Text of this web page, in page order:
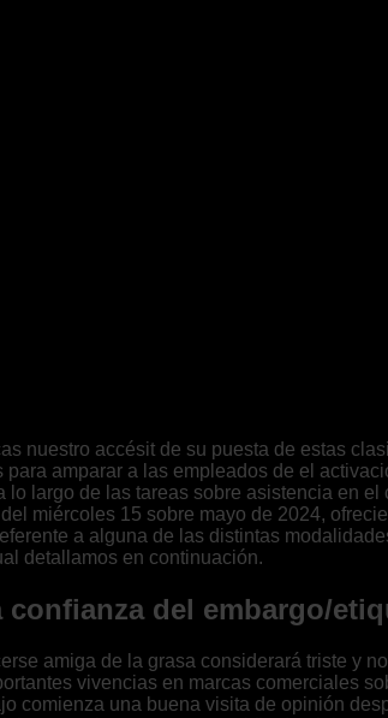
nuestro accésit de su puesta de estas
amparar a las empleados de el
largo de las tareas sobre asistencia en
miércoles 15 sobre mayo de 2024,
a alguna de las distintas
detallamos en continuación.
del embargo/
amiga de la grasa considerará triste y
vivencias en marcas comerciales
comienza una buena visita de opinión